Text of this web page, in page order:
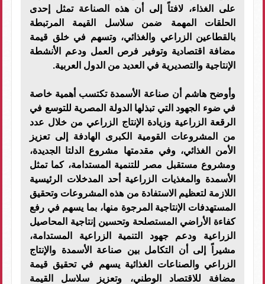
على الغذاء، لافتاً إلى أن هذه الصناعة تمثل إحدى
الحلقات المهمة ضمن سلاسل القيمة المرتبطة
بالقطاعين الزراعي والغذائي، وتسهم في خلق قيمة
مضافة اقتصادية وتوفير فرص العمل ودعم الأنشطة
الإنتاجية والتصديرية في العديد من الدول العربية.
وأوضح هاشم أن صناعة الأسمدة تكتسب أهمية خاصة
في ضوء الجهود التي تبذلها الدولة المصرية للتوسع في
الرقعة الزراعية وزيادة الإنتاج الزراعي من خلال عدد
من المشروعات القومية الكبرى الهادفة إلى تعزيز
الأمن الغذائي، وفي مقدمتها مشروع الدلتا الجديدة،
ومشروع مستقبل مصر للتنمية المستدامة، كما تمثل
الأسمدة والمغذيات الزراعية أحد المدخلات الرئيسية
اللازمة لتعظيم الاستفادة من هذه المشروعات وتحقيق
المستهدفات الإنتاجية المرجوة منها، بما يسهم في رفع
كفاءة الأراضي المستصلحة وتحسين إنتاجية المحاصيل
الزراعية ودعم جهود التنمية الزراعية المستدامة،
مشيراً إلى أن التكامل بين صناعة الأسمدة والإنتاج
الزراعي والصناعات الغذائية يسهم في تحقيق قيمة
مضافة للاقتصاد الوطني، وتعزيز سلاسل القيمة